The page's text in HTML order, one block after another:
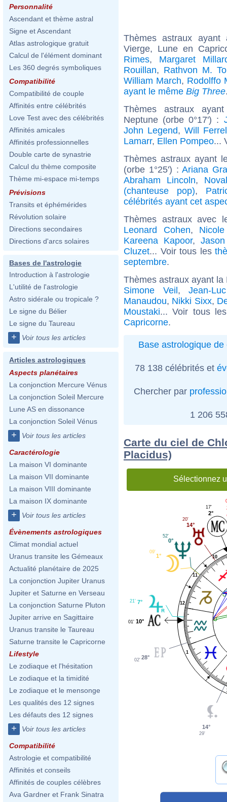
Personnalité
Ascendant et thème astral
Signe et Ascendant
Atlas astrologique gratuit
Calcul de l'élément dominant
Les 360 degrés symboliques
Compatibilité
Compatibilité de couple
Affinités entre célébrités
Love Test avec des célébrités
Affinités amicales
Affinités professionnelles
Double carte de synastrie
Calcul du thème composite
Thème mi-espace mi-temps
Prévisions
Transits et éphémérides
Révolution solaire
Directions secondaires
Directions d'arcs solaires
Bases de l'astrologie
Introduction à l'astrologie
L'utilité de l'astrologie
Astro sidérale ou tropicale ?
Le signe du Bélier
Le signe du Taureau
+ Voir tous les articles
Articles astrologiques
Aspects planétaires
La conjonction Mercure Vénus
La conjonction Soleil Mercure
Lune AS en dissonance
La conjonction Soleil Vénus
+ Voir tous les articles
Caractérologie
La maison VI dominante
La maison VII dominante
La maison VIII dominante
La maison IX dominante
+ Voir tous les articles
Évènements astrologiques
Climat mondial actuel
Uranus transite les Gémeaux
Actualité planétaire de 2025
La conjonction Jupiter Uranus
Jupiter et Saturne en Verseau
La conjonction Saturne Pluton
Jupiter arrive en Sagittaire
Uranus transite le Taureau
Saturne transite le Capricorne
Lifestyle
Le zodiaque et l'hésitation
Le zodiaque et la timidité
Le zodiaque et le mensonge
Les qualités des 12 signes
Les défauts des 12 signes
+ Voir tous les articles
Compatibilité
Astrologie et compatibilité
Affinités et conseils
Affinités de couples célèbres
Ava Gardner et Frank Sinatra
Thèmes astraux
Vierge, Lune en
Rimes, Margaret
Rouillan, Rathvon M.
William March, Rodolffo
ayant le même Big Three
Thèmes astraux
Neptune (orbe 0°17') :
John Legend,Will
Lamarr, Ellen Pompeo...
Thèmes astraux ayant
(orbe 1°25') :Ariana
Abraham Lincoln,
(chanteuse pop),
célébrités ayant cet
Thèmes astraux avec
Leonard Cohen,
Kareena Kapoor,
Cluzet... Voir tous les
septembre.
Thèmes astraux ayant
Simone Veil, Jean-
Manaudou, Nikki Sixx,
Moustaki... Voir tous
Capricorne.
Base astrologique de
78 138 célébrités et
Chercher par
1 206
Carte du ciel de
Placidus)
Sélectionnez
1
10
11
12
2°
17'
14°
20'
0°
52'
1°
09'
7°
21'
10°
01'
28°
02'
14°
29'